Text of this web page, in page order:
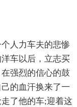
人力车夫的悲惨
车以后，立志买
强烈的信心的鼓
的血汗换来了一
了他的车;迎着这